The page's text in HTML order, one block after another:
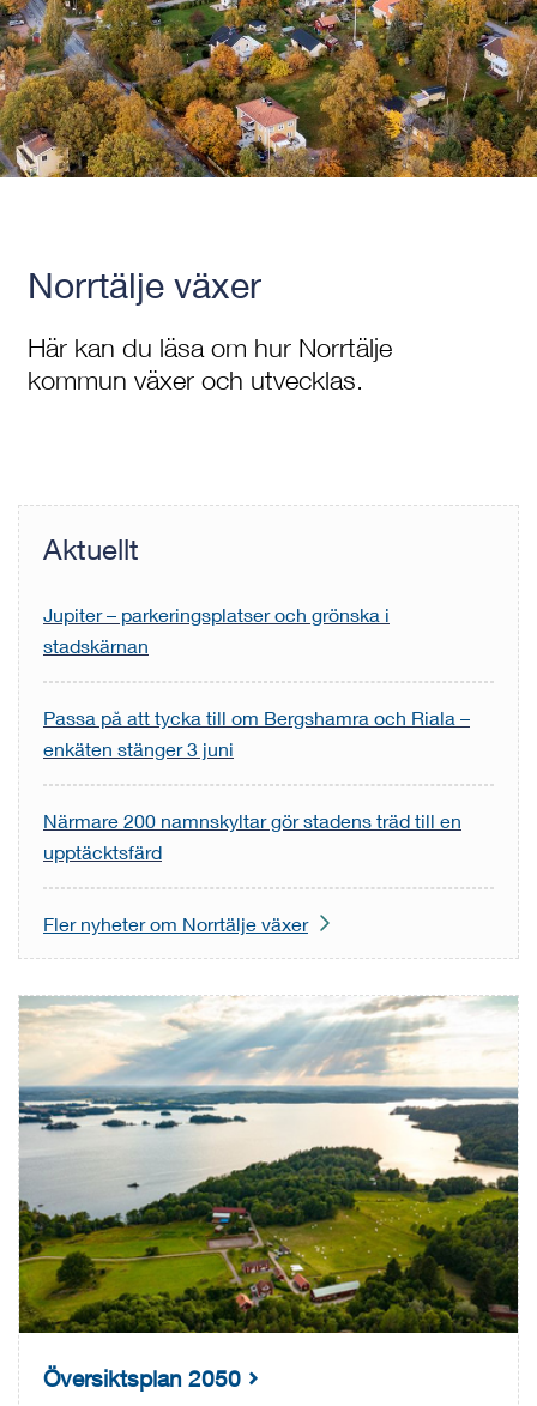
Norrtälje växer
Här kan du läsa om hur Norrtälje
kommun växer och utvecklas.
Aktuellt
Jupiter – parkeringsplatser och grönska i
stadskärnan
Passa på att tycka till om Bergshamra och Riala –
enkäten stänger 3 juni
Närmare 200 namnskyltar gör stadens träd till en
upptäcktsfärd
Fler nyheter om Norrtälje växer
Översiktsplan 2050